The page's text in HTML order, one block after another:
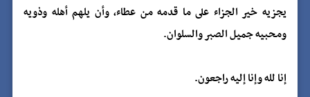
يجزيه خير الجزاء على ما قدمه من عطاء، وأن يلهم أهله وذويه
ومحبيه جميل الصبر والسلوان.
إنا لله وإنا إليه راجعون.